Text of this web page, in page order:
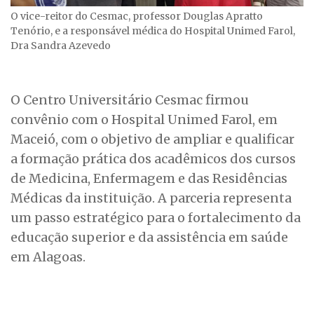
O vice-reitor do Cesmac, professor Douglas Apratto
Tenório, e a responsável médica do Hospital Unimed Farol,
Dra Sandra Azevedo
O Centro Universitário Cesmac firmou
convênio com o Hospital Unimed Farol, em
Maceió, com o objetivo de ampliar e qualificar
a formação prática dos acadêmicos dos cursos
de Medicina, Enfermagem e das Residências
Médicas da instituição. A parceria representa
um passo estratégico para o fortalecimento da
educação superior e da assistência em saúde
em Alagoas.